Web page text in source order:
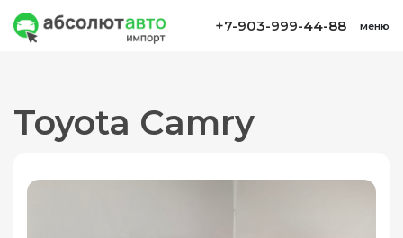
+7-903-999-44-88 меню
Toyota Camry